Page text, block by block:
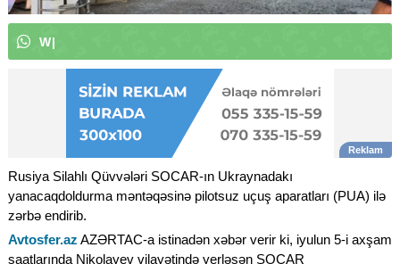
Wh
Rusiya Silahlı Qüvvələri SOCAR-ın Ukraynadakı
yanacaqdoldurma məntəqəsinə pilotsuz uçuş aparatları (PUA) ilə
zərbə endirib.
Avtosfer.az AZƏRTAC-a istinadən xəbər verir ki, iyulun 5-i axşam
saatlarında Nikolayev vilayətində yerləşən SOCAR